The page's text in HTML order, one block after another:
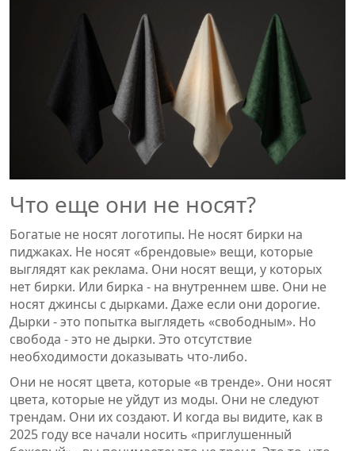
Что еще они не носят?
Богатые не носят логотипы. Не носят бирки на
пиджаках. Не носят «брендовые» вещи, которые
выглядят как реклама. Они носят вещи, у которых
нет бирки. Или бирка - на внутреннем шве. Они не
носят джинсы с дырками. Даже если они дорогие.
Дырки - это попытка выглядеть «свободным». Но
свобода - это не дырки. Это отсутствие
необходимости доказывать что-либо.
Они не носят цвета, которые «в тренде». Они носят
цвета, которые не уйдут из моды. Они не следуют
трендам. Они их создают. И когда вы видите, как в
2025 году все начали носить «приглушенный